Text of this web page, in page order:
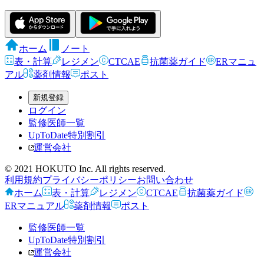
ホーム
ノート
表・計算
レジメン CTCAE 抗菌薬ガイド
ERマニュ
アル
薬剤情報 ポスト
新規登録
ログイン
監修医師一覧
UpToDate特別割引
運営会社
© 2021 HOKUTO Inc. All rights reserved.
利用規約プライバシーポリシーお問い合わせ
ホーム
表・計算 レジメン CTCAE
抗菌薬ガイド
ERマニュアル
薬剤情報 ポスト
監修医師一覧
UpToDate特別割引
運営会社